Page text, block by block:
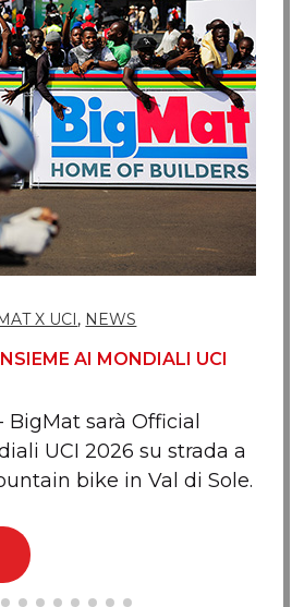
X UCI, NEWS
AI MONDIALI UCI
BigMat sarà Official
UCI 2026 su strada a
bike in Val di Sole.